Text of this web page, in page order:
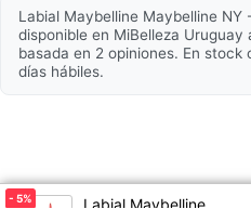
- 5% Labial Maybelline
Labial Maybelline Maybelline
disponible en MiBelleza
basada en 2 opiniones. En
días hábiles.